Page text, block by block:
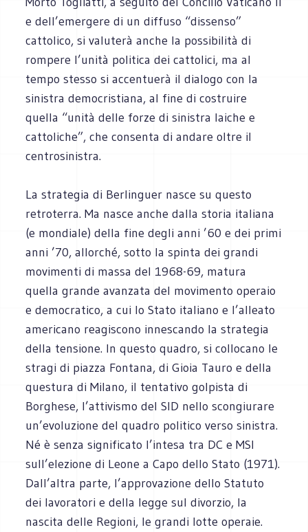
e dell’emergere di un diffuso “dissenso”
cattolico, si valuterà anche la possibilità di
rompere l’unità politica dei cattolici, ma al
tempo stesso si accentuerà il dialogo con la
sinistra democristiana, al fine di costruire
quella “unità delle forze di sinistra laiche e
cattoliche”, che consenta di andare oltre il
centrosinistra.
La strategia di Berlinguer nasce su questo
retroterra. Ma nasce anche dalla storia italiana
(e mondiale) della fine degli anni ’60 e dei primi
anni ’70, allorché, sotto la spinta dei grandi
movimenti di massa del 1968-69, matura
quella grande avanzata del movimento operaio
e democratico, a cui lo Stato italiano e l’alleato
americano reagiscono innescando la strategia
della tensione. In questo quadro, si collocano le
stragi di piazza Fontana, di Gioia Tauro e della
questura di Milano, il tentativo golpista di
Borghese, l’attivismo del SID nello scongiurare
un’evoluzione del quadro politico verso sinistra.
Né è senza significato l’intesa tra DC e MSI
sull’elezione di Leone a Capo dello Stato (1971).
Dall’altra parte, l’approvazione dello Statuto
dei lavoratori e della legge sul divorzio, la
nascita delle Regioni, le grandi lotte operaie.